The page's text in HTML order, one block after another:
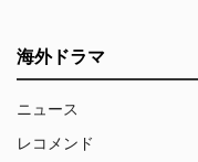
海外ドラマ
ニュース
レコメンド